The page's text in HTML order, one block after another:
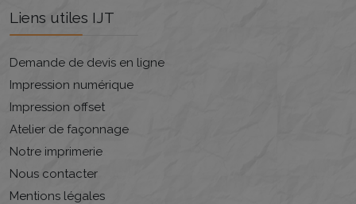
Liens utiles IJT
Demande de devis en ligne
Impression numérique
Impression offset
Atelier de façonnage
Notre imprimerie
Nous contacter
Mentions légales